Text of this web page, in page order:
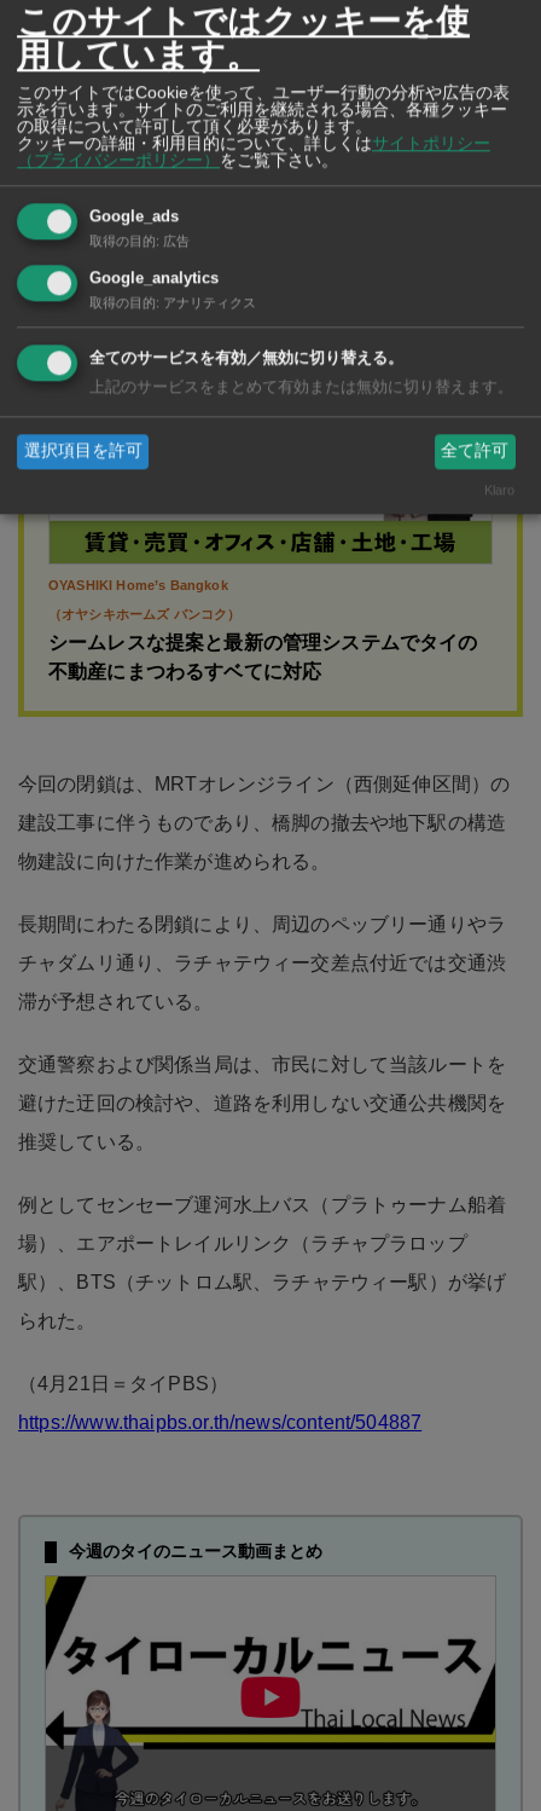
バンコク都ラチャテウィー区の交通の要所であるプラ
トゥーナム交差点の跨線橋（オーバーパス）が、4月24日
午後10時から来年2027年2月までの期間、終日24時間に
わたって完全に閉鎖される。
OYASHIKI Home’s Bangkok
（オヤシキホームズ バンコク）
シームレスな提案と最新の管理システムでタイの
不動産にまつわるすベてに対応
今回の閉鎖は、MRTオレンジライン（西側延伸区間）の
建設工事に伴うものであり、橋脚の撤去や地下駅の構造
物建設に向けた作業が進められる。
長期間にわたる閉鎖により、周辺のペッブリー通りやラ
チャダムリ通り、ラチャテウィー交差点付近では交通渋
滞が予想されている。
交通警察および関係当局は、市民に対して当該ルートを
避けた迂回の検討や、道路を利用しない交通公共機関を
推奨している。
例としてセンセーブ運河水上バス（プラトゥーナム船着
場）、エアポートレイルリンク（ラチャプラロップ
駅）、BTS（チットロム駅、ラチャテウィー駅）が挙げ
られた。
（4月21日＝タイPBS）
https://www.thaipbs.or.th/news/content/504887
今週のタイのニュース動画まとめ
このサイトではクッキーを使
用しています。
このサイトではCookieを使って、ユーザー行動の分析や広告の表
示を行います。サイトのご利用を継続される場合、各種クッキー
の取得について許可して頂く必要があります。
クッキーの詳細・利用目的について、詳しくはサイトポリシー
（プライバシーポリシー）
をご覧下さい。
Google_ads
取得の目的: 広告
Google_analytics
取得の目的: アナリティクス
全てのサービスを有効／無効に切り替える。
上記のサービスをまとめて有効または無効に切り替えます。
選択項目を許可 全て許可
Klaro